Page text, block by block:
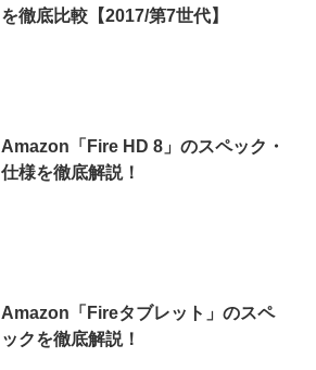
を徹底比較【2017/第7世代】
Amazon「Fire HD 8」のスペック・
仕様を徹底解説！
Amazon「Fireタブレット」のスペ
ックを徹底解説！